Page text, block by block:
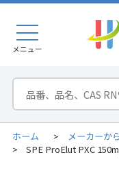
メニュー
ホーム > メーカーか
> SPE ProElut PXC